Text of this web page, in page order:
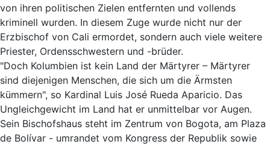
von ihren politischen Zielen entfernten und vollends
kriminell wurden. In diesem Zuge wurde nicht nur der
Erzbischof von Cali ermordet, sondern auch viele weitere
Priester, Ordensschwestern und -brüder.
"Doch Kolumbien ist kein Land der Märtyrer – Märtyrer
sind diejenigen Menschen, die sich um die Ärmsten
kümmern", so Kardinal Luis José Rueda Aparicio. Das
Ungleichgewicht im Land hat er unmittelbar vor Augen.
Sein Bischofshaus steht im Zentrum von Bogota, am Plaza
de Bolívar - umrandet vom Kongress der Republik sowie